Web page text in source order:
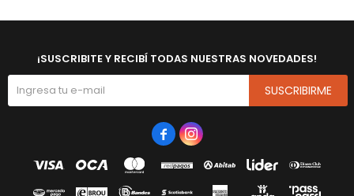
¡SUSCRIBITE Y RECIBÍ TODAS NUESTRAS NOVEDADES!
SUSCRIBIRME
 